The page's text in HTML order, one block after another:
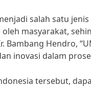
salah satu
masyarakat,
Bambang Hendro,
inovasi dalam
tersebut,